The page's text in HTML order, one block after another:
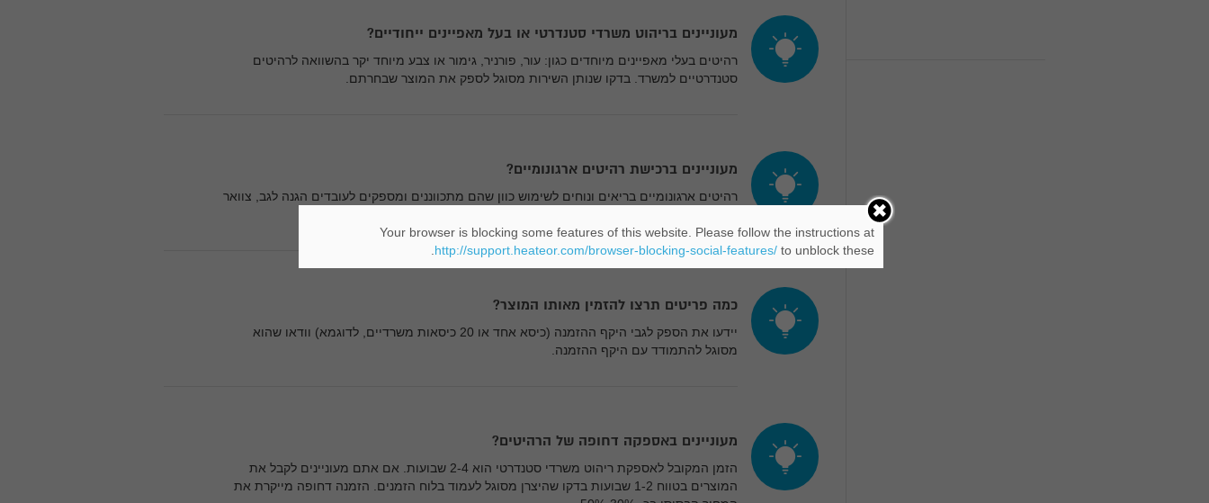
מעוניינים בריהוט משרדי סטנדרטי או בעל מאפיינים ייחודיים?
רהיטים בעלי מאפיינים מיוחדים כגון: עור, פורניר, גימור או צבע מיוחד יקר בהשוואה לרהיטים
סטנדרטיים למשרד. בדקו שנותן השירות מסוגל לספק את המוצר שבחרתם.
מעוניינים ברכישת רהיטים ארגונומיים?
רהיטים ארגונומיים בריאים ונוחים לשימוש כוון שהם מתכווננים ומספקים לעובדים הגנה לגב, צוואר
כמה פריטים תרצו להזמין מאותו המוצר?
יידעו את הספק לגבי היקף ההזמנה (כיסא אחד או 20 כיסאות משרדיים, לדוגמא) וודאו שהוא
מסוגל להתמודד עם היקף ההזמנה.
מעוניינים באספקה דחופה של הרהיטים?
הזמן המקובל לאספקת ריהוט משרדי סטנדרטי הוא 2-4 שבועות. אם אתם מעוניינים לקבל את
המוצרים בטווח 1-2 שבועות בדקו שהיצרן מסוגל לעמוד בלוח הזמנים. הזמנה דחופה מייקרת את
Your browser is blocking some features of this website. Please follow the instructions at
http://support.heateor.com/browser-blocking-social-features/to unblock these.